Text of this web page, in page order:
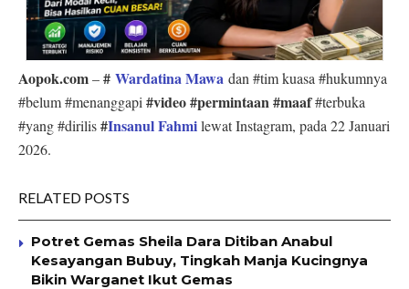
Aopok.com–# Wardatina Mawa dan #tim kuasa #hukumnya
#belum #menanggapi #video#permintaan #maaf#terbuka
#yang #dirilis#Insanul Fahmilewat Instagram, pada 22 Januari
2026.
RELATED POSTS
Potret Gemas Sheila Dara Ditiban Anabul
Kesayangan Bubuy, Tingkah Manja Kucingnya
Bikin Warganet Ikut Gemas